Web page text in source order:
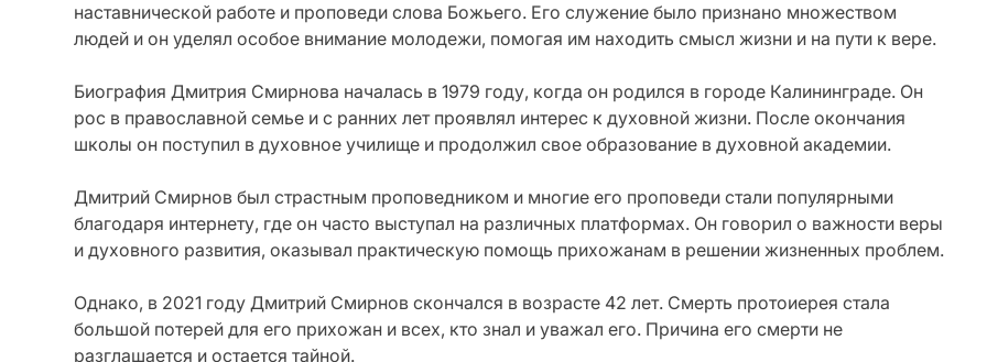
наставнической работе и проповеди слова Божьего. Его служение было признано множеством
людей и он уделял особое внимание молодежи, помогая им находить смысл жизни и на пути к вере.
Биография Дмитрия Смирнова началась в 1979 году, когда он родился в городе Калининграде. Он
рос в православной семье и с ранних лет проявлял интерес к духовной жизни. После окончания
школы он поступил в духовное училище и продолжил свое образование в духовной академии.
Дмитрий Смирнов был страстным проповедником и многие его проповеди стали популярными
благодаря интернету, где он часто выступал на различных платформах. Он говорил о важности веры
и духовного развития, оказывал практическую помощь прихожанам в решении жизненных проблем.
Однако, в 2021 году Дмитрий Смирнов скончался в возрасте 42 лет. Смерть протоиерея стала
большой потерей для его прихожан и всех, кто знал и уважал его. Причина его смерти не
разглашается и остается тайной.